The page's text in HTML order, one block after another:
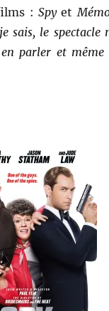
films :Spyet
sais, le spectacle
parler et même